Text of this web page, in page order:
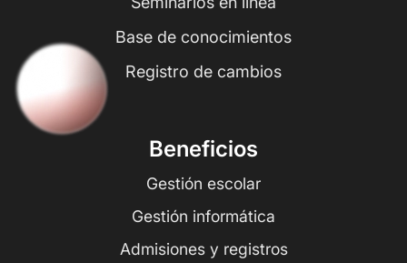
Base de conocimientos
Registro de cambios
Beneficios
Gestión escolar
Gestión informática
Admisiones y registros